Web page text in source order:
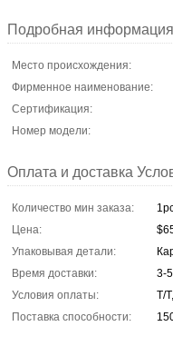
Подробная информация
Место происхождения:
Фирменное наименование:
Сертификация:
Номер модели:
Оплата и доставка
Количество мин заказа:
Цена:
Упаковывая детали:
Время доставки:
3-
Условия оплаты:
T/
Поставка способности: